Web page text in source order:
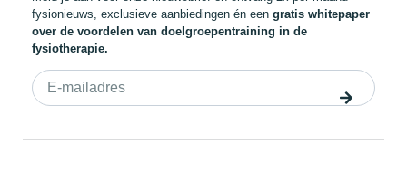
fysionieuws, exclusieve aanbiedingen én een gratis whitepaper
over de voordelen van doelgroepentraining in de
fysiotherapie.